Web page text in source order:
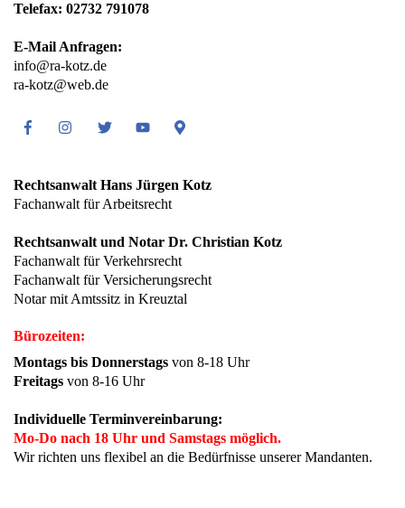
Telefax: 02732 791078
E-Mail Anfragen:
info@ra-kotz.de
ra-kotz@web.de
FacebookInstagramTwitter Youtube Google
Rechtsanwalt Hans Jürgen Kotz
Fachanwalt für Arbeitsrecht
Rechtsanwalt und Notar Dr. Christian Kotz
Fachanwalt für Verkehrsrecht
Fachanwalt für Versicherungsrecht
Notar mit Amtssitz in Kreuztal
Bürozeiten:
Montags bis Donnerstags von 8-18 Uhr
Freitags von 8-16 Uhr
Individuelle Terminvereinbarung:
Mo-Do nach 18 Uhr und Samstags möglich.
Wir richten uns flexibel an die Bedürfnisse unserer Mandanten.